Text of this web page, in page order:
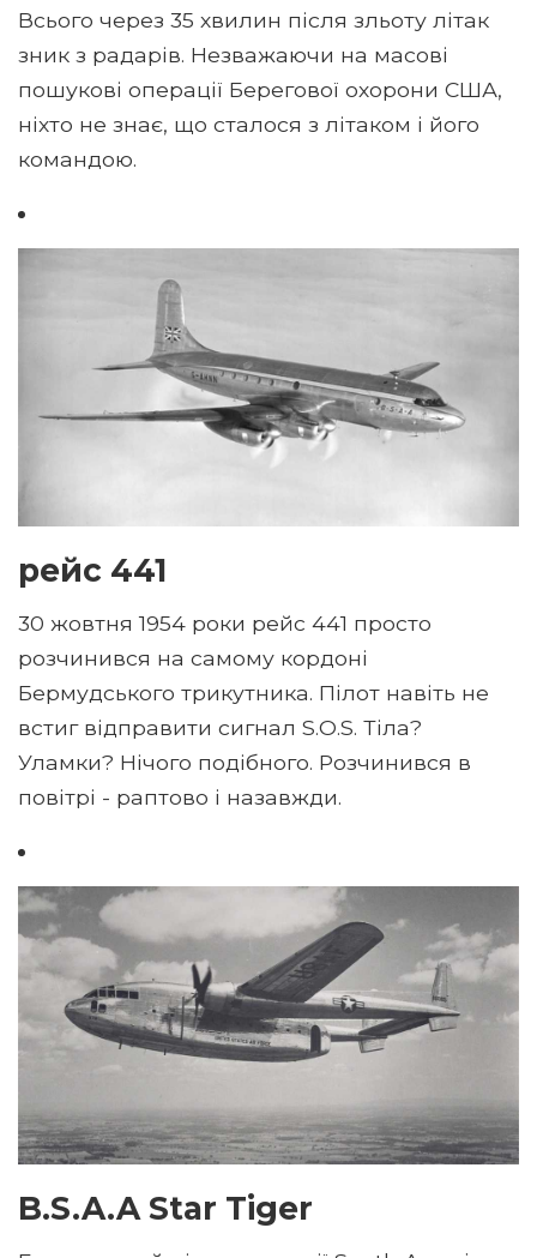
Всього через 35 хвилин після зльоту літак
зник з радарів. Незважаючи на масові
пошукові операції Берегової охорони США,
ніхто не знає, що сталося з літаком і його
командою.
рейс 441
30 жовтня 1954 роки рейс 441 просто
розчинився на самому кордоні
Бермудського трикутника. Пілот навіть не
встиг відправити сигнал S.O.S. Тіла?
Уламки? Нічого подібного. Розчинився в
повітрі - раптово і назавжди.
B.S.A.A Star Tiger